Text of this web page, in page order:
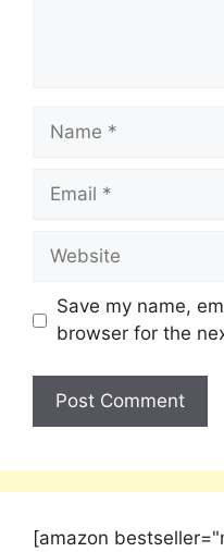
Save my name,
browser for the
[amazon